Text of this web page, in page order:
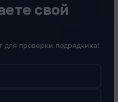
свой
для проверки подрядчика!